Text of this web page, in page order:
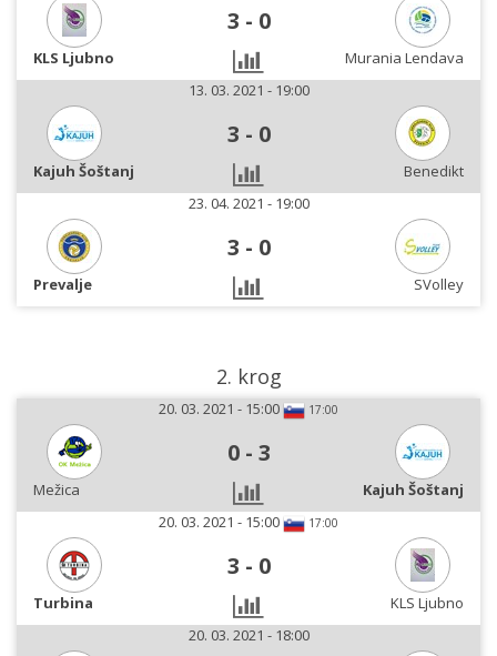
3 - 0
KLS Ljubno
Murania Lendava
13. 03. 2021 - 19:00
3 - 0
Kajuh Šoštanj
Benedikt
23. 04. 2021 - 19:00
3 - 0
Prevalje SVolley
2. krog
20. 03. 2021 - 15:00 17:00
0 - 3
Mežica
Kajuh Šoštanj
20. 03. 2021 - 15:00
17:00
3 - 0
Turbina
KLS Ljubno
20. 03. 2021 - 18:00